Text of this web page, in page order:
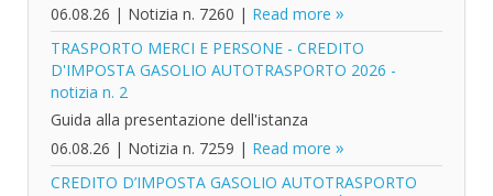
06.08.26 | Notizia n. 7260 | Read more
TRASPORTO MERCI E PERSONE - CREDITO
D'IMPOSTA GASOLIO AUTOTRASPORTO 2026 -
notizia n. 2
Guida alla presentazione dell'istanza
06.08.26 | Notizia n. 7259 | Read more
CREDITO D’IMPOSTA GASOLIO AUTOTRASPORTO